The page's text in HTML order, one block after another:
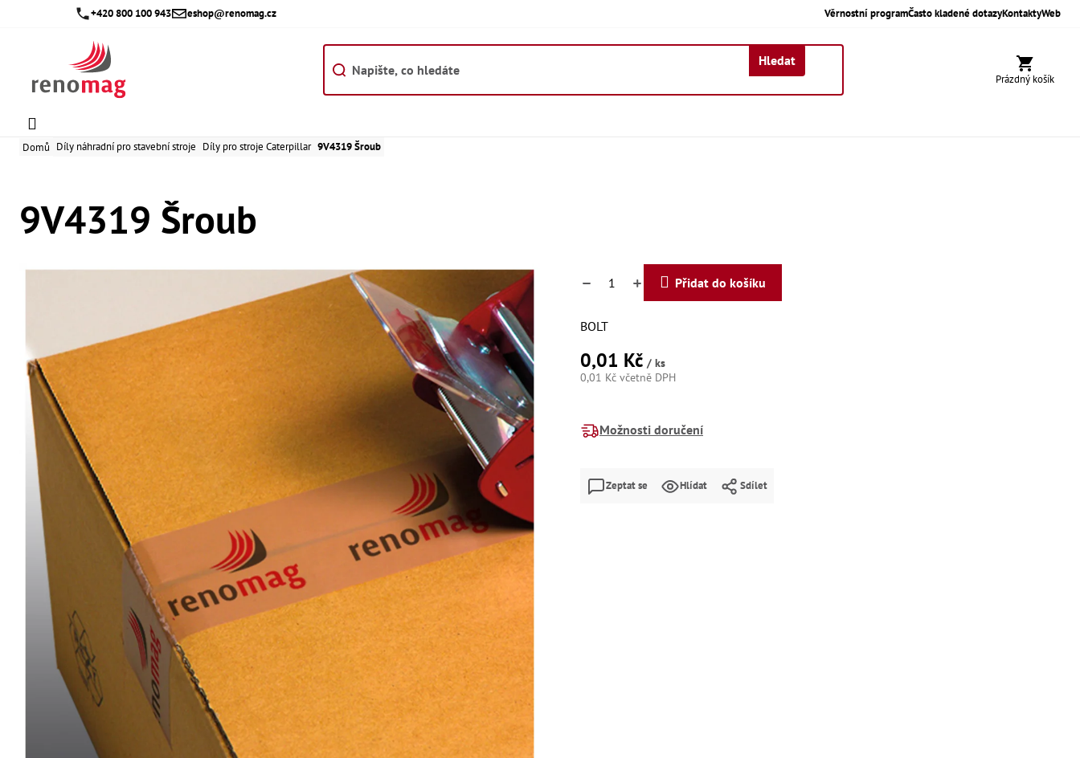
+420 800 100 943 eshop@renomag.cz Věrnostní programČasto kladené dotazyKontaktyWeb
Hledat
Nákupní
Prázdný košík
Domů Díly náhradní pro stavební stroje Díly pro stroje Caterpillar 9V4319 Šroub
9V4319 Šroub
0,01 Kč / ks
0,01 Kč včetně DPH
Možnosti doručení
Přidat do košíku
BOLT
Zeptat se Hlídat Sdílet